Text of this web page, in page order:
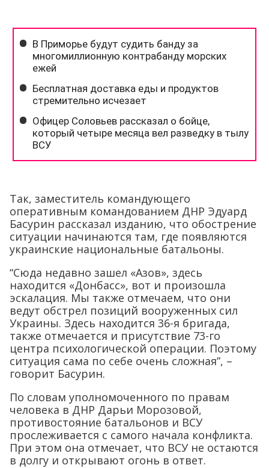
Так, заместитель командующего
оперативным командованием ДНР Эдуард
Басурин рассказал изданию, что обострение
ситуации начинаются там, где появляются
украинские национальные батальоны.
“Сюда недавно зашел «Азов», здесь
находится «Донбасс», вот и произошла
эскалация. Мы также отмечаем, что они
ведут обстрел позиций вооруженных сил
Украины. Здесь находится 36-я бригада,
также отмечается и присутствие 73-го
центра психологической операции. Поэтому
ситуация сама по себе очень сложная”, –
говорит Басурин.
По словам уполномоченного по правам
человека в ДНР Дарьи Морозовой,
противостояние батальонов и ВСУ
прослеживается с самого начала конфликта.
При этом она отмечает, что ВСУ не остаются
в долгу и открывают огонь в ответ.